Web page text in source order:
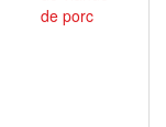
de porc